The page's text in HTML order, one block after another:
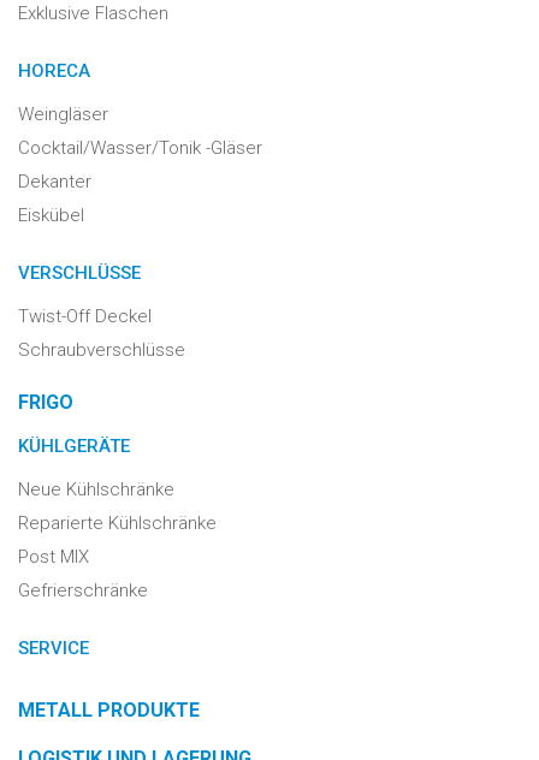
Exklusive Flaschen
HORECA
Weingläser
Cocktail/Wasser/Tonik -Gläser
Dekanter
Eiskübel
VERSCHLÜSSE
Twist-Off Deckel
Schraubverschlüsse
FRIGO
KÜHLGERÄTE
Neue Kühlschränke
Reparierte Kühlschränke
Post MIX
Gefrierschränke
SERVICE
METALL PRODUKTE